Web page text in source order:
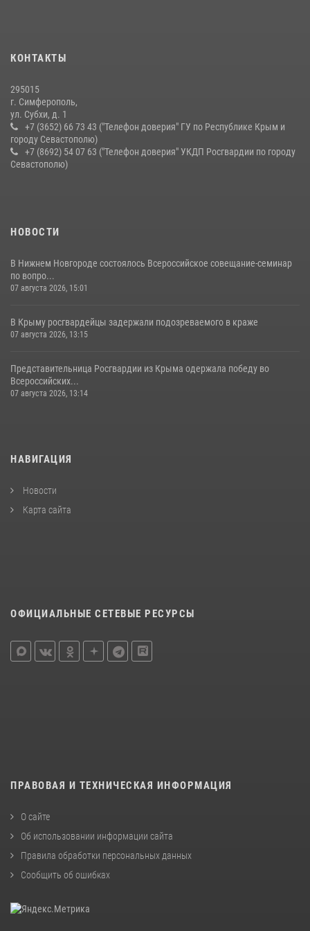
10 июля 2026, 15:10
КОНТАКТЫ
295015
г. Симферополь,
ул. Субхи, д. 1
+7 (3652) 66 73 43 ("Телефон доверия" ГУ по Республике Крым и
городу Севастополю)
+7 (8692) 54 07 63 ("Телефон доверия" УКДП Росгвардии по городу
Севастополю)
НОВОСТИ
В Нижнем Новгороде состоялось Всероссийское совещание-семинар
по вопро...
07 августа 2026, 15:01
В Крыму росгвардейцы задержали подозреваемого в краже
07 августа 2026, 13:15
Представительница Росгвардии из Крыма одержала победу во
Всероссийских...
07 августа 2026, 13:14
НАВИГАЦИЯ
Новости
Карта сайта
ОФИЦИАЛЬНЫЕ СЕТЕВЫЕ РЕСУРСЫ
ПРАВОВАЯ И ТЕХНИЧЕСКАЯ ИНФОРМАЦИЯ
О сайте
Об использовании информации сайта
Правила обработки персональных данных
Сообщить об ошибках